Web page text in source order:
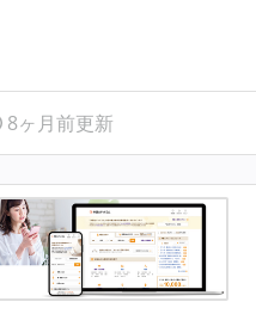
8ヶ月前更新